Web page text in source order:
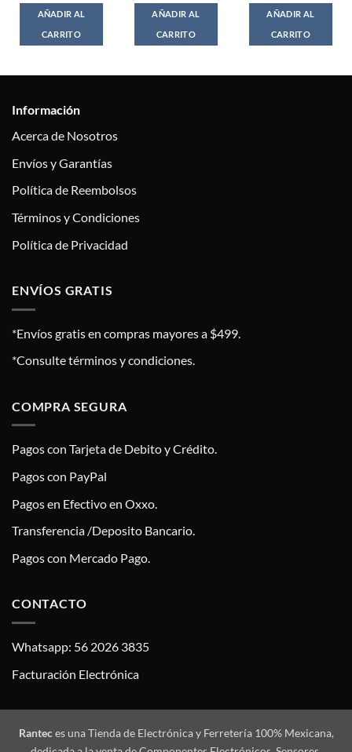
AÑADIR AL
CARRITO
AÑADIR AL
CARRITO
AÑADIR AL
CARRITO
Información
Acerca de Nosotros
Envíos y Garantías
Política de Reembolsos
Términos y Condiciones
Política de Privacidad
ENVÍOS GRATIS
*Envíos gratis en compras mayores a $499.
*Consulte términos y condiciones.
COMPRA SEGURA
Pagos con Tarjeta de Debito y Crédito.
Pagos con PayPal
Pagos en Efectivo en Oxxo.
Transferencia /Deposito Bancario.
Pagos con Mercado Pago.
CONTACTO
Whatsapp: 56 2026 3835
Facturación Electrónica
Ranteces una Tienda de Electrónica y Ferretería 100% Mexicana,